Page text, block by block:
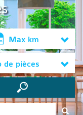
Max km
de pièces